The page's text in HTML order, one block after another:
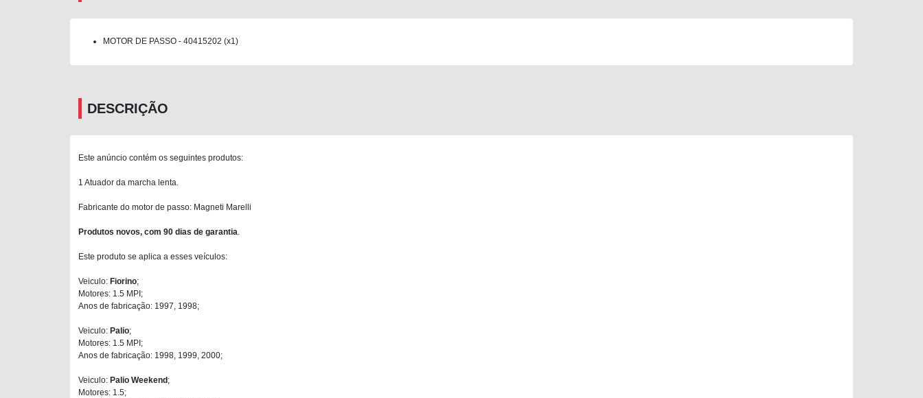
MOTOR DE PASSO - 40415202 (x1)
DESCRIÇÃO
Este anúncio contém os seguintes produtos:
1 Atuador da marcha lenta.
Fabricante do motor de passo: Magneti Marelli
Produtos novos, com 90 dias de garantia
Este produto se aplica a esses veículos:
Veiculo: Fiorino;
Motores: 1.5 MPI;
Anos de fabricação: 1997, 1998;
Veiculo: Palio;
Motores: 1.5 MPI;
Anos de fabricação: 1998, 1999, 2000;
Veiculo: Palio Weekend;
Motores: 1.5;